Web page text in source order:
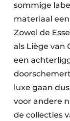
sommige
materiaal
Zowel de
als Liège van
een
luxe gaan
voor andere
de collecties